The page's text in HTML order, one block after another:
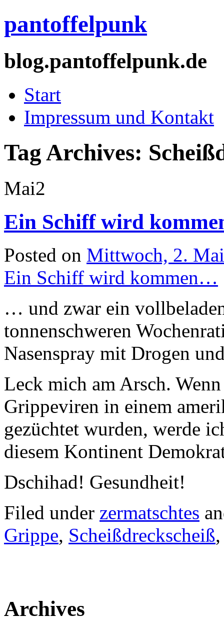
pantoffelpunk
blog.pantoffelpunk.de
Start
Impressum und Kontakt
Tag Archives:
Mai2
Ein Schiff wird
Posted on Mittwoch, 2.
Ein Schiff wird kommen…
… und zwar ein
tonnenschweren
Nasenspray mit Drogen
Leck mich am Arsch.
Grippeviren in einem
gezüchtet wurden, werde
diesem Kontinent
Dschihad! Gesundheit!
Filed under zermatschtes
Grippe, Scheißdreckscheiß
Archives